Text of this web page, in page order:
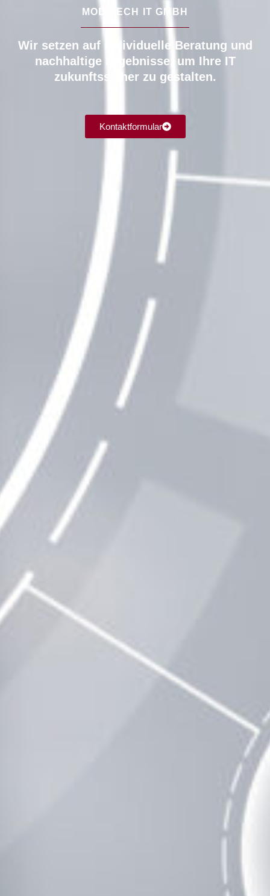
MODITECH IT GMBH
Wir setzen auf individuelle Beratung und
nachhaltige Ergebnisse, um Ihre IT
zukunftssicher zu gestalten.
Kontaktformular